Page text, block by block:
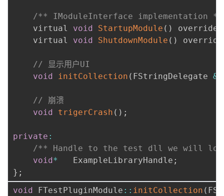
/** IModuleInterface implementation */
	virtual
void StartupModule ( ) override
	virtual
void ShutdownModule ( ) override
// 显示用户UI
void
initCollection ( FStringDelegate &
// 崩溃
void
trigerCrash ( ) ;
private :
/** Handle to the test dll we will
void *
	ExampleLibraryHandle
;
} ;
void
FTestPluginModule : : initCollection (